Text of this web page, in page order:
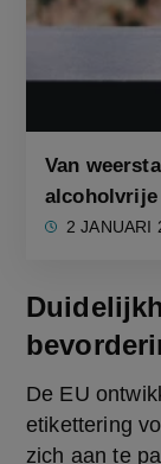
Van
2 JANUARI
De EU
etikettering
zich aan te